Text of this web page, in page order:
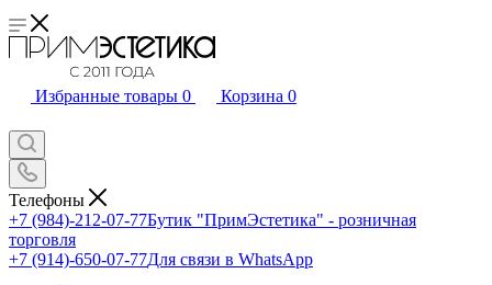
Избранные товары 0 Корзина 0
Телефоны
+7 (984)-212-07-77Бутик "ПримЭстетика" - розничная
торговля
+7 (914)-650-07-77Для связи в WhatsApp